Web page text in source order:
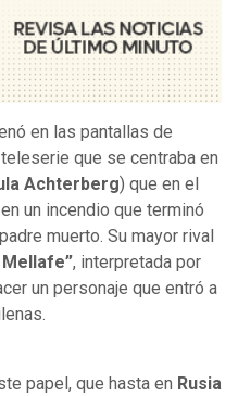
en las pantallas de
que se centraba en
Achterberg) que en el
un incendio que terminó
muerto. Su mayor rival
Mellafe”, interpretada por
un personaje que entró a
papel, que hasta en Rusia